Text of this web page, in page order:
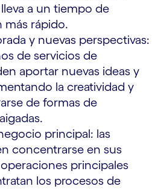
a un tiempo de
más rápido.
y nuevas perspectivas:
de servicios de
aportar nuevas ideas y
la creatividad y
de formas de
principal: las
concentrarse en sus
principales
los procesos de